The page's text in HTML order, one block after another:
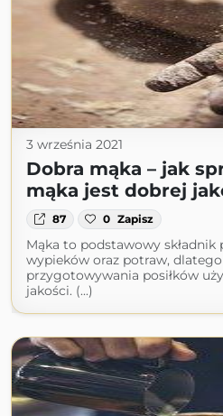
3 września 2021
Dobra mąka – jak
mąka jest dobrej
87 0 Zapisz
Mąka to podstawowy składnik
wypieków oraz potraw,
przygotowywania posiłków
jakości. (...)